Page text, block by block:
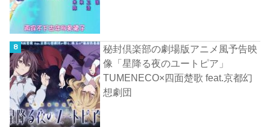
秘封倶楽部の劇場版アニメ風予告映
像「星降る夜のユートピア」
TUMENECO×四面楚歌 feat.京都幻
想劇団